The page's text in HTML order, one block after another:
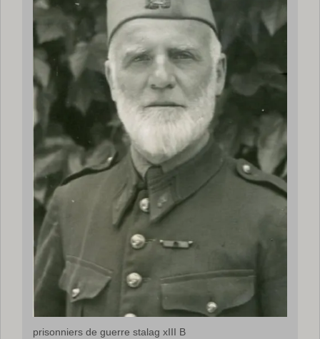
prisonniers de guerre stalag xIII B